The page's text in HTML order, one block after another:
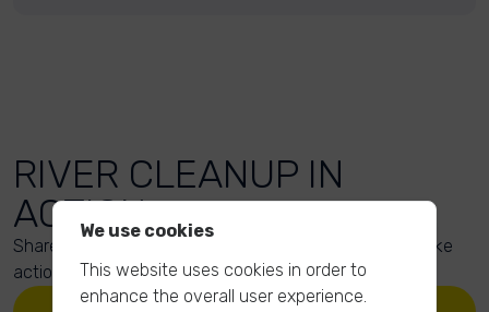
RIVER CLEANUP IN
ACTION
Share your action photos here and inspire others to take
action too!
We use cookies
This website uses cookies in order to
enhance the overall user experience.